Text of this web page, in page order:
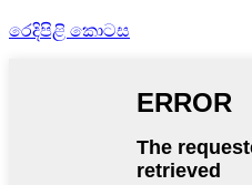
රෙදිපිළි කොටස